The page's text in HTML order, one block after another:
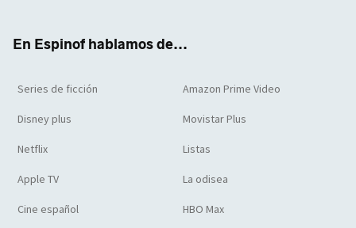
En Espinof hablamos de...
Series de ficción Amazon Prime Video
Disney plus Movistar Plus
Netflix Listas
Apple TV La odisea
Cine español HBO Max